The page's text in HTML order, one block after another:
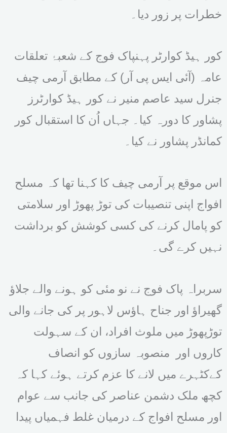
خطرات پر زور دیا۔
کور ہیڈ کوارٹر پہنپاک فوج کے شعبۂ تعلقات
عامہ (آئی ایس پی آر) کے مطابق آرمی چیف
جنرل سید عاصم منیر نے کور ہیڈ کوارٹرز
پشاور کا دورہ کیا۔ جہاں اُن کا استقبال کور
کمانڈر پشاور نے کیا۔
اس موقع پر آرمی چیف کا کہنا تھا کہ مسلح
افواج اپنی تنصیبات کی توڑ پھوڑ اور سلامتی
کو پامال کرنے کی کسی کوشش کو برداشت
نہیں کرے گی۔
سربراہ پاک فوج نے نو مئی کو ہونے والے جلاؤ
گھیراؤ اور جناح ہاؤس لاہور پر کی جانے والی
توڑپھوڑ میں ملوث افراد، ان کے سہولت
کاروں اور منصوبہ سازوں کو انصاف
کےکٹہرے میں لانے کا عزم کرتے ہوئے کہا کہ
کچھ ملک دشمن عناصر کی جانب سے عوام
اور مسلح افواج کے درمیان غلط فہمیاں پیدا